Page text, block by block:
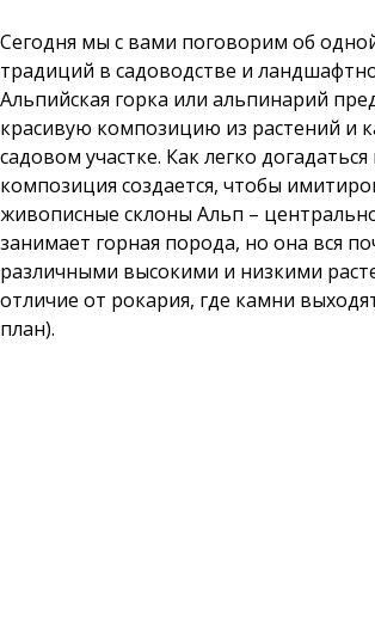
Сегодня мы с вами поговорим об
традиций в садоводстве и
Альпийская горка или альпинарий
красивую композицию из растений и
садовом участке. Как легко
композиция создается, чтобы
живописные склоны Альп –
занимает горная порода, но она вся
различными высокими и низкими
отличие от рокария, где камни
план).